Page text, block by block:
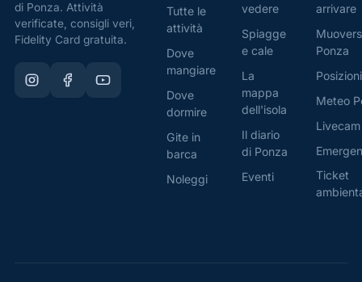
di Ponza. Attività
verificate, consigli veri,
Fidelity Card gratuita.
Tutte le
attività
Dove
mangiare
Dove
dormire
Gite in
barca
Noleggi
vedere
Spiagge
e cale
La
mappa
dell'isola
Il diario
di Ponza
Eventi
arrivare
Ponza
Meteo
Livecam
Ticket